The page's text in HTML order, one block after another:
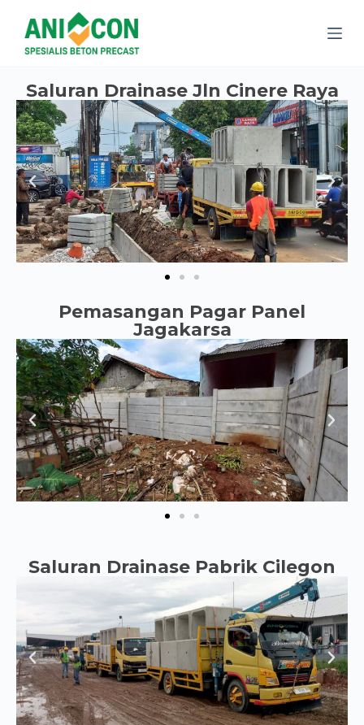
c
o
n
t
e
n
t
Saluran Drainase Jln Cinere Raya
Pemasangan Pagar Panel
Jagakarsa
Saluran Drainase Pabrik Cilegon